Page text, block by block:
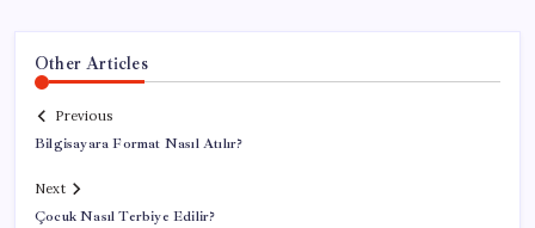
Other Articles
Previous
Bilgisayara Format Nasıl Atılır?
Next
Çocuk Nasıl Terbiye Edilir?